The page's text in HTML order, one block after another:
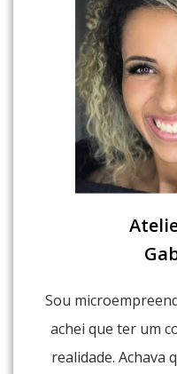
Sou
achei que ter um
realidade. Achava